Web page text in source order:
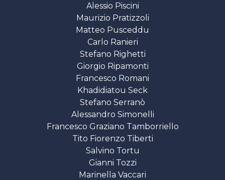
Alessio Piscini
Maurizio Pratizzoli
Matteo Pusceddu
Carlo Ranieri
Stefano Righetti
Giorgio Ripamonti
Francesco Romani
Khadidiatou Seck
Stefano Serranò
Alessandro Simonelli
Francesco Graziano Tamborriello
Tito Fiorenzo Tiberti
Salvino Tortu
Gianni Tozzi
Marinella Vaccari